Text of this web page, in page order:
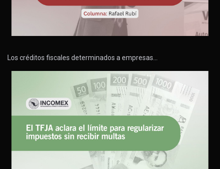
Los créditos fiscales determinados a empresas…